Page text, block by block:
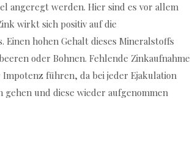
angeregt werden. Hier sind es vor allem
wirkt sich positiv auf die
Einen hohen Gehalt dieses Mineralstoffs
oder Bohnen. Fehlende Zinkaufnahme
führen, da bei jeder Ejakulation
und diese wieder aufgenommen